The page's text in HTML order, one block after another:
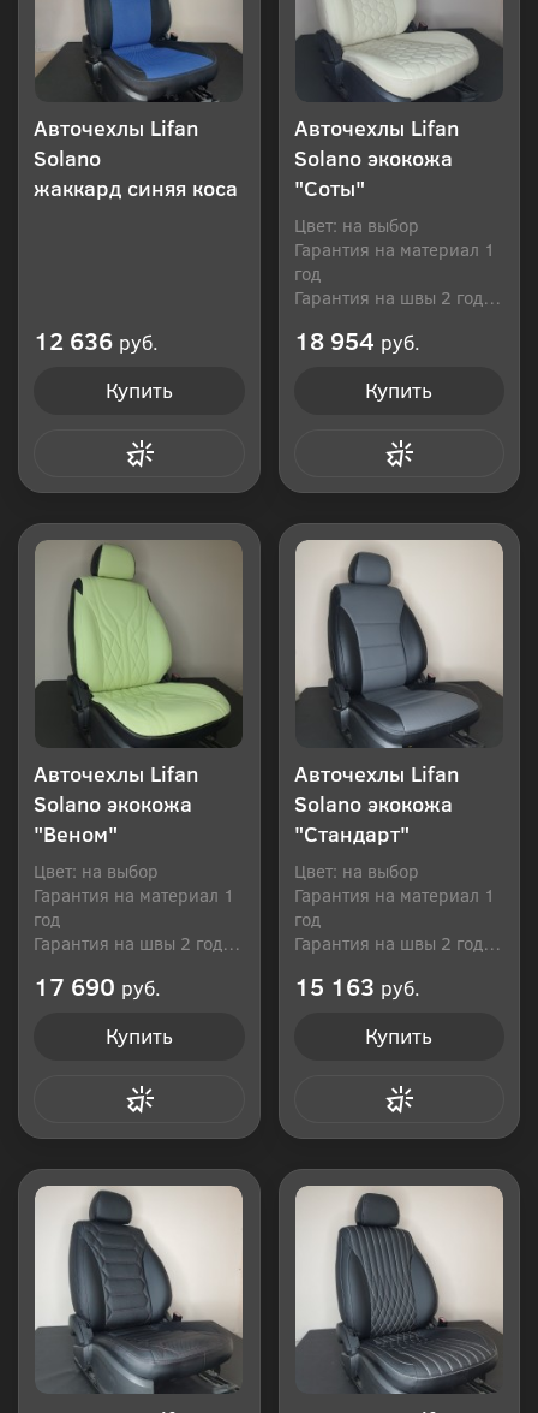
Авточехлы Lifan
Solano
жаккард синяя коса
12 636 руб.
Купить
Авточехлы Lifan
Solano экокожа
"Соты"
Цвет: на выбор
Гарантия на материал 1
год
Гарантия на швы 2 года
18 954 руб.
Купить
Авточехлы Lifan
Solano экокожа
"Веном"
Цвет: на выбор
Гарантия на материал 1
год
Гарантия на швы 2 года
17 690 руб.
Купить
Авточехлы Lifan
Solano экокожа
"Стандарт"
Цвет: на выбор
Гарантия на материал 1
год
Гарантия на швы 2 года
15 163 руб.
Купить